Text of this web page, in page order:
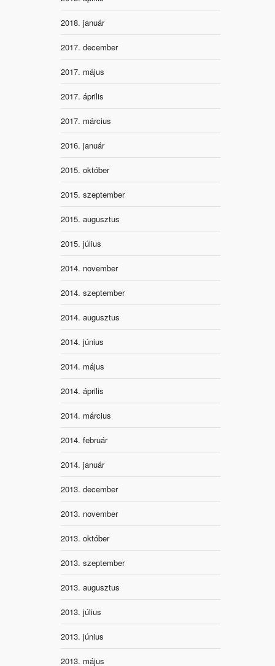
2018. január
2017. december
2017. május
2017. április
2017. március
2016. január
2015. október
2015. szeptember
2015. augusztus
2015. július
2014. november
2014. szeptember
2014. augusztus
2014. június
2014. május
2014. április
2014. március
2014. február
2014. január
2013. december
2013. november
2013. október
2013. szeptember
2013. augusztus
2013. július
2013. június
2013. május